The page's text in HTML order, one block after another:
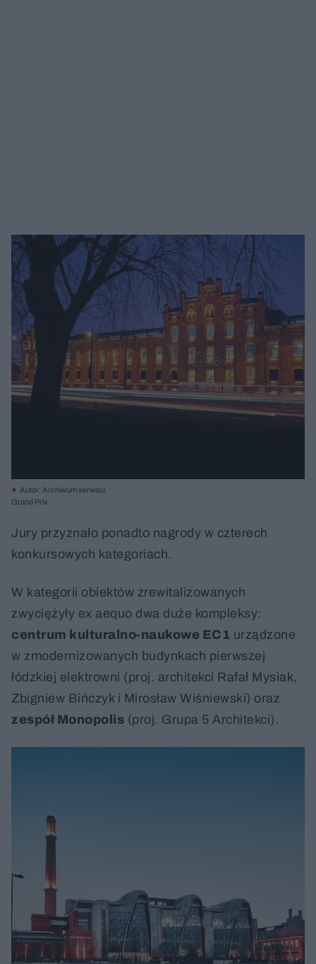
Autor: Archiwum serwisu
Grand Prix
Jury przyznało ponadto nagrody w czterech
konkursowych kategoriach.
W kategorii obiektów zrewitalizowanych
zwyciężyły ex aequo dwa duże kompleksy:
centrum kulturalno-naukowe EC1 urządzone
w zmodernizowanych budynkach pierwszej
łódzkiej elektrowni (proj. architekci Rafał Mysiak,
Zbigniew Bińczyk i Mirosław Wiśniewski) oraz
zespół Monopolis (proj. Grupa 5 Architekci).